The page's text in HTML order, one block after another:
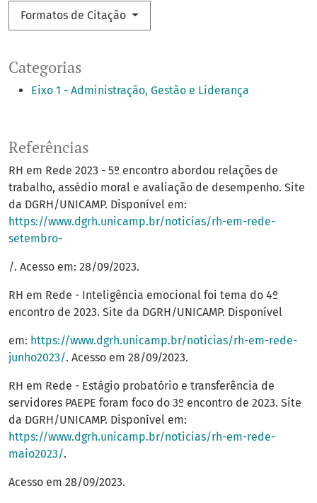
Categorias
Eixo 1 - Administração, Gestão e Liderança
Formatos de Citação
Referências
RH em Rede 2023 - 5º encontro abordou relações de
trabalho, assédio moral e avaliação de desempenho. Site
da DGRH/UNICAMP. Disponível em:
https://www.dgrh.unicamp.br/noticias/rh-em-rede-
setembro-
/. Acesso em: 28/09/2023.
RH em Rede - Inteligência emocional foi tema do 4º
encontro de 2023. Site da DGRH/UNICAMP. Disponível
em: https://www.dgrh.unicamp.br/noticias/rh-em-rede-
junho2023/. Acesso em 28/09/2023.
RH em Rede - Estágio probatório e transferência de
servidores PAEPE foram foco do 3º encontro de 2023. Site
da DGRH/UNICAMP. Disponível em:
https://www.dgrh.unicamp.br/noticias/rh-em-rede-
maio2023/.
Acesso em 28/09/2023.